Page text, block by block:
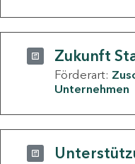
Zukunft
Förderart:
Unternehmen